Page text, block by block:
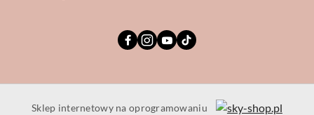
Sklep internetowy na oprogramowaniu